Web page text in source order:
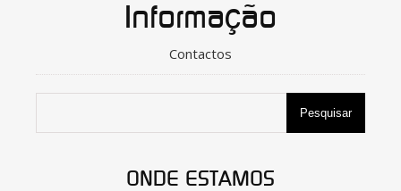
Informação
Contactos
Pesquisar
ONDE ESTAMOS